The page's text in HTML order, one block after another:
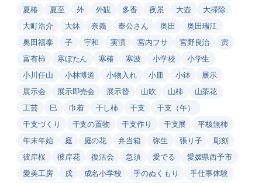
夏椿
夏至 外 外観 多香 夜景 大壺
大掃除
大町浩介
大鉢 奈義 奉公さん 奥田
奥田瑞江
奥田福泰
子 宇和 実演 宮内フサ 宮野良治
寅
富有柿
寒ぼたん 寒椿 寒波 小学校
小学生
小川任山
小林博道 小物入れ 小皿 小鉢
展示
展示会
展示即売会 展示替 山吹 山柿
山茶花
工芸
巳 巾着 干し柿 干支
干支（午）
干支づくり
干支の置物 干支作り 干支展
平核無柿
年末年始
庭 庭の花 弁当箱 弥生 張り子
彫刻
彼岸桜
彼岸花 復活会 急須 愛でる
愛媛県西予市
愛美工房
戌 成名小学校 手のぬくもり
手仕事体験